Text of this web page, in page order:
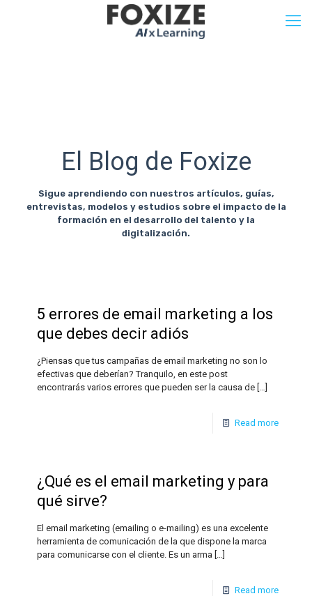
El Blog de Foxize
Sigue aprendiendo con nuestros artículos, guías,
entrevistas, modelos y estudios sobre el impacto de la
formación en el desarrollo del talento y la
digitalización.
5 errores de email marketing a los
que debes decir adiós
¿Piensas que tus campañas de email marketing no son lo
efectivas que deberían? Tranquilo, en este post
encontrarás varios errores que pueden ser la causa de […]
Read more
¿Qué es el email marketing y para
qué sirve?
El email marketing (emailing o e-mailing) es una excelente
herramienta de comunicación de la que dispone la marca
para comunicarse con el cliente. Es un arma […]
Read more